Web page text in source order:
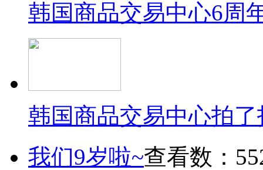
韩国商品交易中心6周
韩国商品交易中心拍
我们9岁啦~查看数：